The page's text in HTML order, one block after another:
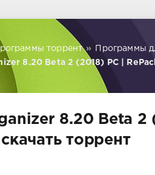
торрент »
Программы
8.20 Beta 2 (2018) PC |
8.20 Beta 2
торрент